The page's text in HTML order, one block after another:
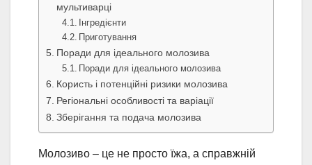
мультиварці
Інгредієнти
Приготування
Поради для ідеального молозива
Поради для ідеального молозива
Користь і потенційні ризики молозива
Регіональні особливості та варіації
Зберігання та подача молозива
Молозиво – це не просто їжа, а справжній